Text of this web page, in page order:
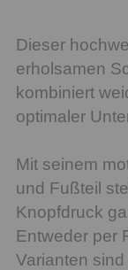
Dieser
erholsamen
kombiniert
optimaler
Mit seinem
und Fußteil
Knopfdruck
Entweder per
Varianten